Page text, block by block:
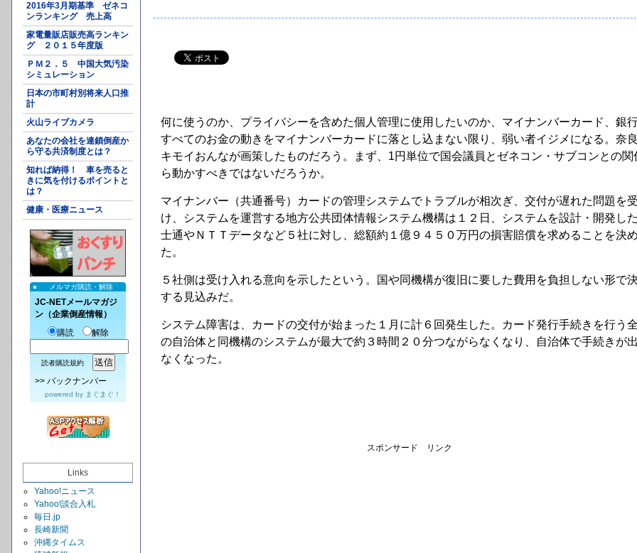
2016年3月期基準 ゼネコ
ンランキング 売上高
家電量販店販売高ランキン
グ ２０１５年度版
ＰＭ２．５ 中国大気汚染
シミュレーション
日本の市町村別将来人口推
計
火山ライブカメラ
あなたの会社を連鎖倒産か
ら守る共済制度とは？
知れば納得！ 車を売ると
きに気を付けるポイントと
は？
健康・医療ニュース
メルマガ購読・解除
JC-NETメールマガジ
ン（企業倒産情報）
購読
解除
読者購読規約
>> バックナンバー
powered by まぐまぐ！
Links
Yahoo!ニュース
Yahoo!談合入札
毎日.jp
長崎新聞
沖縄タイムス
何に使うのか、プライバシーを含めた個人管理に使用したいのか、マイナンバーカード、銀
すべてのお金の動きをマイナンバーカードに落とし込まない限り、弱い者イジメになる。奈
キモイおんなが画策したものだろう。まず、1円単位で国会議員とゼネコン・サブコンとの関
ら動かすべきではないだろうか。
マイナンバー（共通番号）カードの管理システムでトラブルが相次ぎ、交付が遅れた問題を
け、システムを運営する地方公共団体情報システム機構は１２日、システムを設計・開発し
士通やＮＴＴデータなど５社に対し、総額約１億９４５０万円の損害賠償を求めることを決
た。
５社側は受け入れる意向を示したという。国や同機構が復旧に要した費用を負担しない形で
する見込みだ。
システム障害は、カードの交付が始まった１月に計６回発生した。カード発行手続きを行う
の自治体と同機構のシステムが最大で約３時間２０分つながらなくなり、自治体で手続きが
なくなった。
スポンサード リンク